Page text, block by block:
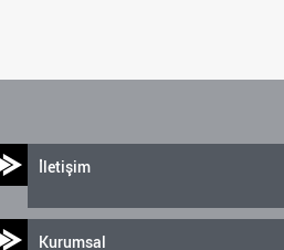
İletişim
Kurumsal